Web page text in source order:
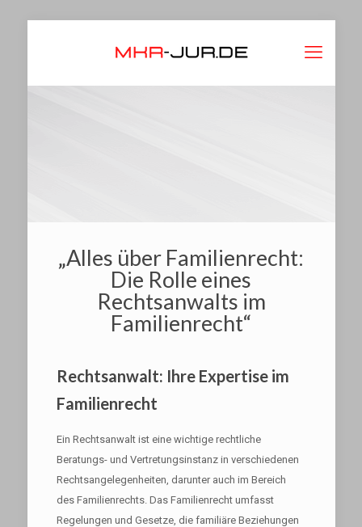
„Alles über Familienrecht:
Die Rolle eines
Rechtsanwalts im
Familienrecht“
Rechtsanwalt: Ihre Expertise im
Familienrecht
Ein Rechtsanwalt ist eine wichtige rechtliche
Beratungs- und Vertretungsinstanz in verschiedenen
Rechtsangelegenheiten, darunter auch im Bereich
des Familienrechts. Das Familienrecht umfasst
Regelungen und Gesetze, die familiäre Beziehungen